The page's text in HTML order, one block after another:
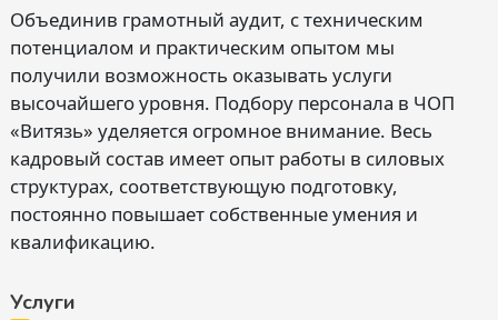
Объединив грамотный аудит, с техническим
потенциалом и практическим опытом мы
получили возможность оказывать услуги
высочайшего уровня. Подбору персонала в ЧОП
«Витязь» уделяется огромное внимание. Весь
кадровый состав имеет опыт работы в силовых
структурах, соответствующую подготовку,
постоянно повышает собственные умения и
квалификацию.
Услуги